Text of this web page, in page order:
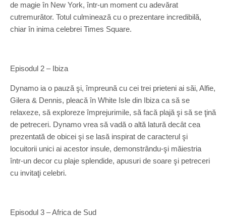
de magie în New York, într-un moment cu adevărat
cutremurător. Totul culminează cu o prezentare incredibilă,
chiar în inima celebrei Times Square.
Episodul 2 – Ibiza
Dynamo ia o pauză şi, împreună cu cei trei prieteni ai săi, Alfie,
Gilera & Dennis, pleacă în White Isle din Ibiza ca să se
relaxeze, să exploreze împrejurimile, să facă plajă şi să se ţină
de petreceri. Dynamo vrea să vadă o altă latură decât cea
prezentată de obicei şi se lasă inspirat de caracterul şi
locuitorii unici ai acestor insule, demonstrându-şi măiestria
într-un decor cu plaje splendide, apusuri de soare şi petreceri
cu invitaţi celebri.
Episodul 3 – Africa de Sud